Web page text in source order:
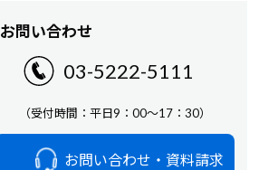
お問い合わせ
03-5222-5111
（受付時間：平日9：00～17：30）
お問い合わせ・資料請求